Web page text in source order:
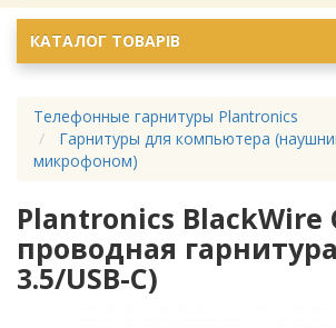
КАТАЛОГ ТОВАРІВ
Телефонные гарнитуры Plantronics
Гарнитуры для компьютера
микрофоном)
Plantronics BlackWire
проводная
3.5/USB-C)